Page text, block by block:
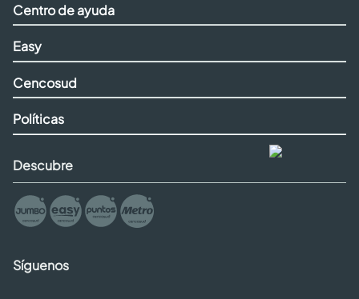
Centro de ayuda
Easy
Cencosud
Políticas
Descubre
Síguenos